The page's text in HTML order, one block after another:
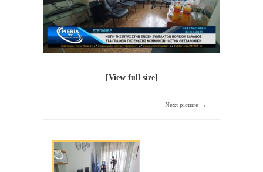
[View full size]
Next picture →